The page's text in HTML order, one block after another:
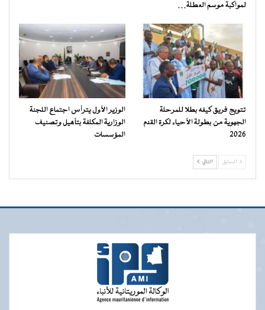
لمواكبة موسم العطلة…
تتويج فريق كيفه بطلا للمرحلة
الجهوية من بطولة الأحياء لكرة القدم
2026
الوزير الأول يترأس اجتماع اللجنة
الوزارية المكلفة بتأهيل وتصنيف
المؤسسات
السابق التالي